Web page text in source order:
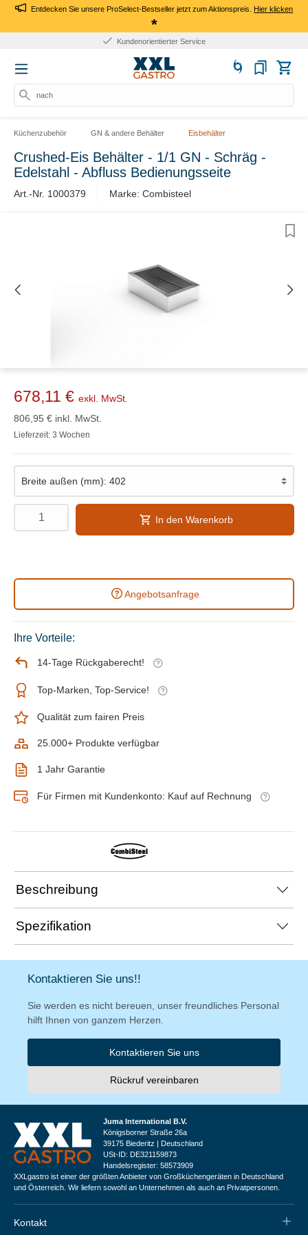
Entdecken Sie unsere ProSelect-Bestseller jetzt zum Aktionspreis.Hier klicken
*
Kundenorientierter Service
nach P
Küchenzubehör GN & andere Behälter Eisbehälter
Crushed-Eis Behälter - 1/1 GN - Schräg -
Edelstahl - Abfluss Bedienungsseite
Art.-Nr. 1000379 Marke: Combisteel
678,11 € exkl. MwSt.
806,95 € inkl. MwSt.
Lieferzeit: 3 Wochen
In den Warenkorb
Angebotsanfrage
Ihre Vorteile:
14-Tage Rückgaberecht!
Top-Marken, Top-Service!
Qualität zum fairen Preis
25.000+ Produkte verfügbar
1 Jahr Garantie
Für Firmen mit Kundenkonto: Kauf auf Rechnung
Beschreibung
Spezifikation
Kontaktieren Sie uns!!
Sie werden es nicht bereuen, unser freundliches Personal
hilft Ihnen von ganzem Herzen.
Kontaktieren Sie uns
Rückruf vereinbaren
Juma International B.V.
Königsborner Straße 26a
39175 Biederitz | Deutschland
USt-ID: DE321159873
Handelsregister: 58573909
XXLgastro ist einer der größten Anbieter von Großküchengeräten in Deutschland
und Österreich. Wir liefern sowohl an Unternehmen als auch an Privatpersonen.
Kontakt